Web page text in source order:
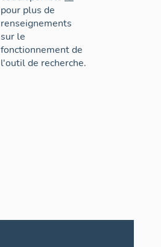
pour plus de
renseignements
sur le
fonctionnement de
l'outil de recherche.